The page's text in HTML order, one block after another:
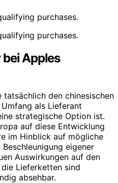
purchases.
purchases.
Apples
den chinesischen
als Lieferant
strategische Option ist.
auf diese Entwicklung
im Hinblick auf mögliche
eigener
Auswirkungen auf den
Lieferketten sind
absehbar.